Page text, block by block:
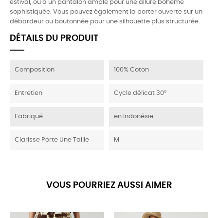
estival, ou à un pantalon ample pour une allure bohème
sophistiquée. Vous pouvez également la porter ouverte sur un
débardeur ou boutonnée pour une silhouette plus structurée.
DÉTAILS DU PRODUIT
Composition 100% Coton
Entretien Cycle délicat 30°
Fabriqué en Indonésie
Clarisse Porte Une Taille M
VOUS POURRIEZ AUSSI AIMER